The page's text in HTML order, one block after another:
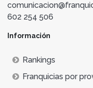
602 254 506
Información
Rankings
Franquicias por